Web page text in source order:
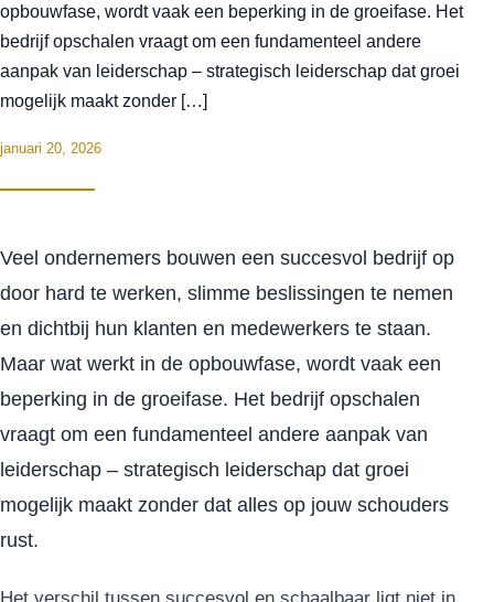
opbouwfase, wordt vaak een beperking in de groeifase. Het
bedrijf opschalen vraagt om een fundamenteel andere
aanpak van leiderschap – strategisch leiderschap dat groei
mogelijk maakt zonder […]
januari 20, 2026
Veel ondernemers bouwen een succesvol bedrijf op
door hard te werken, slimme beslissingen te nemen
en dichtbij hun klanten en medewerkers te staan.
Maar wat werkt in de opbouwfase, wordt vaak een
beperking in de groeifase. Het bedrijf opschalen
vraagt om een fundamenteel andere aanpak van
leiderschap – strategisch leiderschap dat groei
mogelijk maakt zonder dat alles op jouw schouders
rust.